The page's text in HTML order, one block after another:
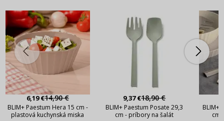
6,19 €14,90 €
BLIM+ Paestum Hera 15 cm -
plastová kuchynská miska
9,37 €18,90 €
BLIM+ Paestum Posate 29,3
cm - príbory na šalát
BLIM+
cm